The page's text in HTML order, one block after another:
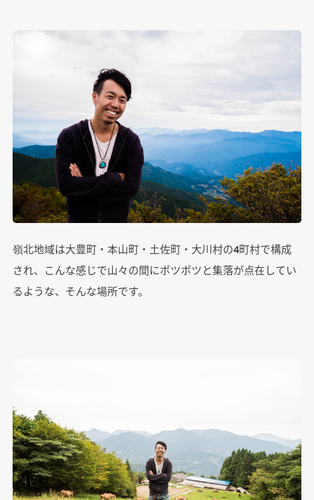
嶺北地域は大豊町・本山町・土佐町・大川村の4町村で構成
され、こんな感じで山々の間にポツポツと集落が点在してい
るような、そんな場所です。